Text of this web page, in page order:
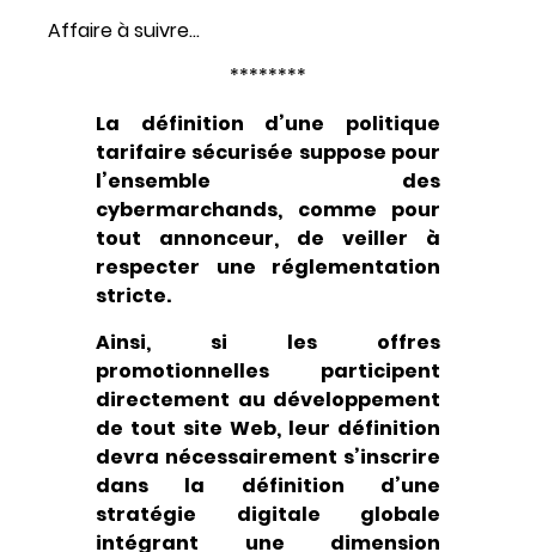
Affaire à suivre…
********
La définition d’une politique
tarifaire sécurisée suppose pour
l’ensemble des
cybermarchands, comme pour
tout annonceur, de veiller à
respecter une réglementation
stricte.
Ainsi, si les offres
promotionnelles participent
directement au développement
de tout site Web, leur définition
devra nécessairement s’inscrire
dans la définition d’une
stratégie digitale globale
intégrant une dimension